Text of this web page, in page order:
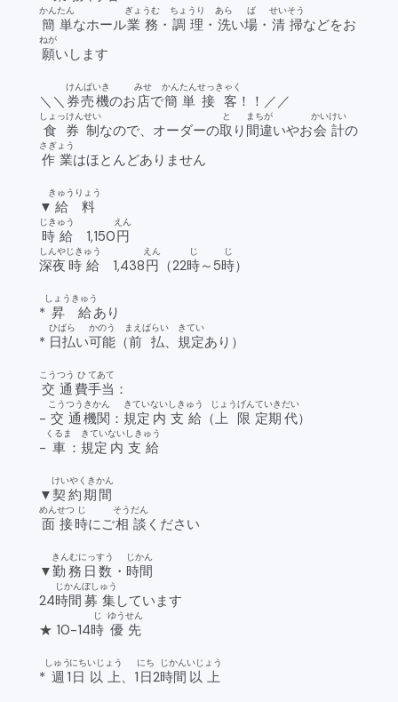
簡単
かんたん
なホール業務
ぎょうむ
・ 調理
ちょうり
・ 洗
あら
い場
ば
・ 清掃
せいそう
などをお
願
ねが
いします
＼＼ 券売機
けんばいき
のお 店
みせ
で簡単
かんたん
接客
せっきゃく
！！／／
食券
しょっけん
制
せい
なので、オーダーの取
と
り 間違
まちが
いやお会計
かいけい
の
作業
さぎょう
はほとんどありません
▼ 給料
きゅうりょう
時給
じきゅう
1,150円
えん
深夜
しんや
時給
じきゅう
1,438円
えん
（22時
じ
～5時
じ
）
* 昇給
しょうきゅう
あり
* 日払
ひばら
い可能
かのう
（前払
まえばらい
、 規定
きてい
あり）
交通
こうつう
費
ひ
手当
てあて
：
- 交通
こうつう
機関
きかん
： 規定
きてい
内
ない
支給
しきゅう
（上限
じょうげん
定期
ていき
代
だい
）
- 車
くるま
： 規定
きてい
内
ない
支給
しきゅう
▼契約期間
けいやくきかん
面接
めんせつ
時
じ
にご相談
そうだん
ください
▼勤務日数
きんむにっすう
・ 時間
じかん
24時間
じかん
募集
ぼしゅう
しています
★ 10-14時
じ
優先
ゆうせん
* 週
しゅう
1 日
にち
以上
いじょう
、1 日
にち
2時間
じかん
以上
いじょう